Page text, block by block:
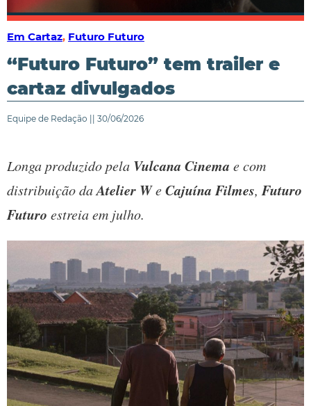
Em Cartaz, Futuro Futuro
“Futuro Futuro” tem trailer e
cartaz divulgados
Equipe de Redação || 30/06/2026
Longa produzido pela Vulcana Cinema e com
distribuição daAtelier WeCajuína Filmes,Futuro
Futuro estreia em julho.